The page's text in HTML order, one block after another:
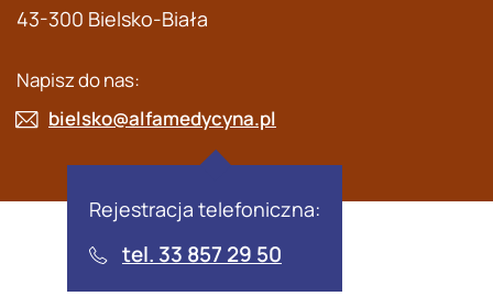
43-300 Bielsko-Biała
Napisz do nas:
bielsko@alfamedycyna.pl
Rejestracja telefoniczna:
tel. 33 857 29 50